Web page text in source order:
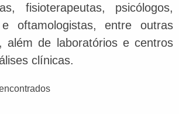
fisioterapeutas, psicólogos,
e oftamologistas, entre outras
além de laboratórios e centros
clínicas.